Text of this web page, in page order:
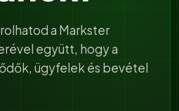
a Markster
együtt, hogy a
ügyfelek és bevétel